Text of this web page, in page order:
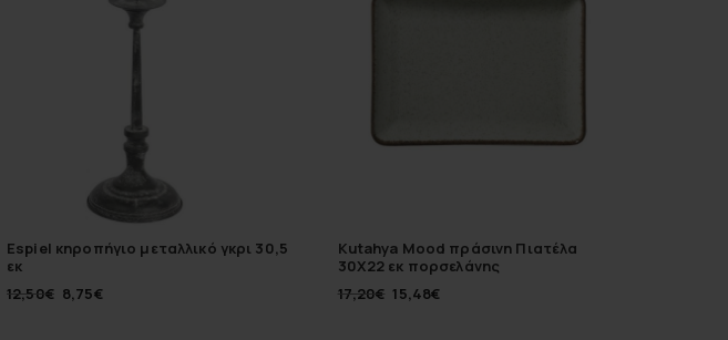
Espiel κηροπήγιο μεταλλικό γκρι 30,5
εκ
12,50€ 8,75€
Kutahya Mood πράσινη Πιατέλα
30Χ22 εκ πορσελάνης
17,20€ 15,48€